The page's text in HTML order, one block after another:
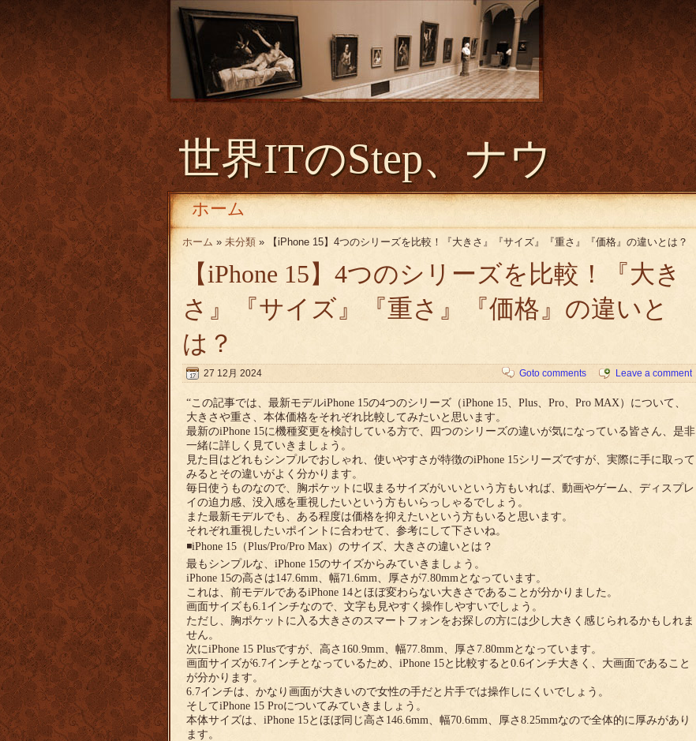
世界ITのStep、ナウ
ホーム
ホーム » 未分類 » 【iPhone 15】4つのシリーズを比較！『大きさ』『サイズ』『重さ』『価格』の違いとは？
【iPhone 15】4つのシリーズを比較！『大き
さ』『サイズ』『重さ』『価格』の違いと
は？
27 12月 2024 Goto comments Leave a comment
“この記事では、最新モデルiPhone 15の4つのシリーズ（iPhone 15、Plus、Pro、Pro MAX）について、
大きさや重さ、本体価格をそれぞれ比較してみたいと思います。
最新のiPhone 15に機種変更を検討している方で、四つのシリーズの違いが気になっている皆さん、是非
一緒に詳しく見ていきましょう。
見た目はどれもシンプルでおしゃれ、使いやすさが特徴のiPhone 15シリーズですが、実際に手に取って
みるとその違いがよく分かります。
毎日使うものなので、胸ポケットに収まるサイズがいいという方もいれば、動画やゲーム、ディスプレ
イの迫力感、没入感を重視したいという方もいらっしゃるでしょう。
また最新モデルでも、ある程度は価格を抑えたいという方もいると思います。
それぞれ重視したいポイントに合わせて、参考にして下さいね。
◾️iPhone 15（Plus/Pro/Pro Max）のサイズ、大きさの違いとは？
最もシンプルな、iPhone 15のサイズからみていきましょう。
iPhone 15の高さは147.6mm、幅71.6mm、厚さが7.80mmとなっています。
これは、前モデルであるiPhone 14とほぼ変わらない大きさであることが分かりました。
画面サイズも6.1インチなので、文字も見やすく操作しやすいでしょう。
ただし、胸ポケットに入る大きさのスマートフォンをお探しの方には少し大きく感じられるかもしれま
せん。
次にiPhone 15 Plusですが、高さ160.9mm、幅77.8mm、厚さ7.80mmとなっています。
画面サイズが6.7インチとなっているため、iPhone 15と比較すると0.6インチ大きく、大画面であること
が分かります。
6.7インチは、かなり画面が大きいので女性の手だと片手では操作しにくいでしょう。
そしてiPhone 15 Proについてみていきましょう。
本体サイズは、iPhone 15とほぼ同じ高さ146.6mm、幅70.6mm、厚さ8.25mmなので全体的に厚みがあり
ます。